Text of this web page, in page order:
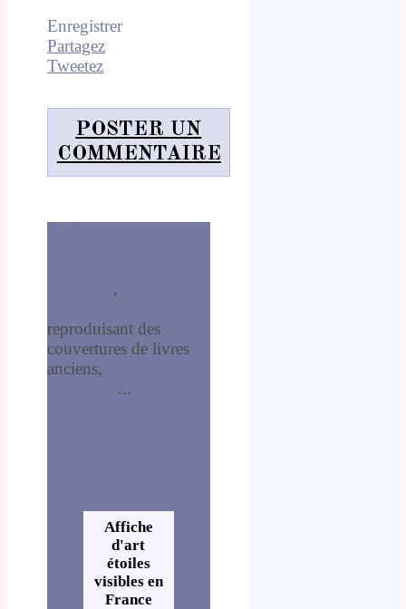
Enregistrer
Partagez
Tweetez
POSTER UN
COMMENTAIRE
,
reproduisant des
couvertures de livres
anciens,
...
Affiche
d'art
étoiles
visibles en
France